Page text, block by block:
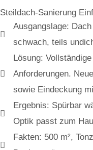
Steildach-Sanierung
Ausgangslage:
schwach, teils
Lösung:
Anforderungen.
sowie Eindeckung
Ergebnis: Spürbar
Optik passt zum
Fakten: 500 m²,